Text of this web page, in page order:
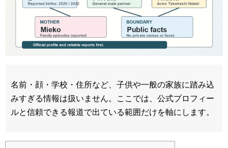
名前・顔・学校・住所など、子供や一般の家族に踏み込
みすぎる情報は扱いません。ここでは、公式プロフィー
ルと信頼できる報道で出ている範囲だけを軸にします。